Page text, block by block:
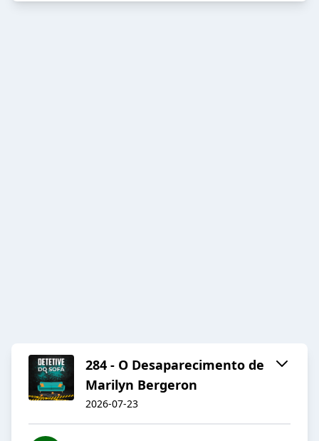
284 - O Desaparecimento de
Marilyn Bergeron
2026-07-23